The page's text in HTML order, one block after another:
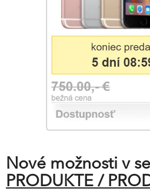
Nové možnosti v
PRODUKTE /